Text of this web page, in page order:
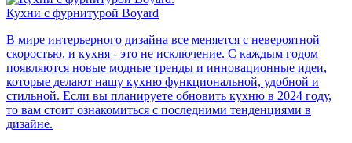
Кухни с фурнитурой Boyard
В мире интерьерного дизайна все меняется с невероятной
скоростью, и кухня - это не исключение. С каждым годом
появляются новые модные тренды и инновационные идеи,
которые делают нашу кухню функциональной, удобной и
стильной. Если вы планируете обновить кухню в 2024 году,
то вам стоит ознакомиться с последними тенденциями в
дизайне.